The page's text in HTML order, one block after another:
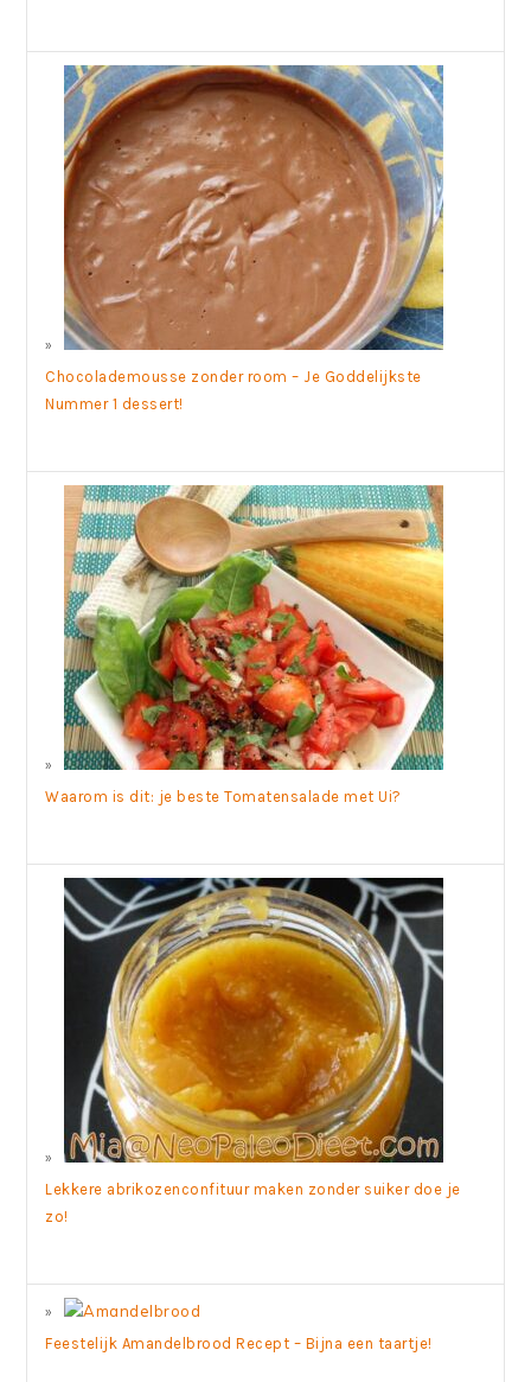
Chocolademousse zonder room – Je Goddelijkste
Nummer 1 dessert!
Waarom is dit: je beste Tomatensalade met Ui?
Lekkere abrikozenconfituur maken zonder suiker doe je
zo!
Feestelijk Amandelbrood Recept – Bijna een taartje!